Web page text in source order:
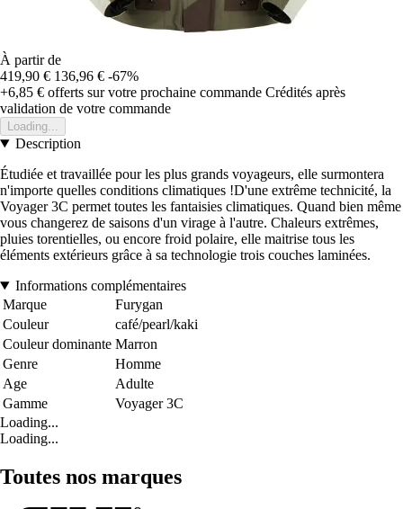
À partir de
419,90 € 136,96 € -67%
+6,85 € offerts sur votre prochaine commande Crédités après
validation de votre commande
Loading...
Description
Étudiée et travaillée pour les plus grands voyageurs, elle surmontera
n'importe quelles conditions climatiques !D'une extrême technicité, la
Voyager 3C permet toutes les fantaisies climatiques. Quand bien même
vous changerez de saisons d'un virage à l'autre. Chaleurs extrêmes,
pluies torentielles, ou encore froid polaire, elle maitrise tous les
éléments extérieurs grâce à sa technologie trois couches laminées.
Informations complémentaires
Marque
Furygan
Couleur
café/pearl/kaki
Couleur dominante Marron
Genre
Homme
Age
Adulte
Gamme
Voyager 3C
Loading...
Loading...
Toutes nos marques